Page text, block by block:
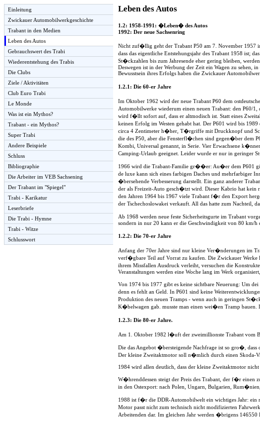
Einleitung
Zwickauer Automobilwerkgeschichte
Trabant in den Medien
Leben des Autos
Gebrauchswert des Trabi
Wiederentstehung des Trabis
Die Clubs
Ziele / Aktivitäten
Club Euro Trabi
Le Monde
Was ist ein Mythos?
Trabant - ein Mythos?
Super Trabi
Andere Beispiele
Schluss
Bibliographie
Die Arbeiter im VEB Sachsening
Der Trabant im "Spiegel"
Trabi - Karikatur
Leserbriefe
Die Trabi - Hymne
Trabi - Witze
Schlusswort
Leben des Autos
1.2: 1958-1991: �Leben� des Autos
1992: Der neue Sachsenring
Nicht zuf�llig geht der Trabant P50 am 7. November 1957
dass das eigentliche Entstehungsjahr des Trabant 1958 ist;
St�ckzahlen bis zum Jahresende eher gering bleiben,
Deswegen ist in der Werbung der Zeit ein Wagen zu
Bewusstsein ihres Erfolgs haben die Zwickauer
1.2.1: Die 60-er Jahre
Im Oktober 1962 wird der neue Trabant P60 dem
Automobilwerke wiederum einen neuen Trabant: den
wird f�llt sofort auf, dass er altmodisch ist. Statt eines
keinen Erfolg im Westen gehabt hat. Der P601 wird bis
circa 4 Zentimeter h�her, T�rgriffe mit Druckknopf und
die des P50, aber die Fensterfl�chen sind gegen�ber dem
Kombi, Universal genannt, in Serie. Vier Erwachsene
Camping-Urlaub geeignet. Leider wurde er nur in geringer
1966 wird die Trabant-Familie gr��er: Au�er dem P601
de luxe kann sich eines farbigen Daches und mehrfarbiger
�bersehende Verbesserung darstellt. Ein ganz anderer
der als Freizeit-Auto gesch�tzt wird. Dieser Kabrio hat kein
den Jahren 1964 bis 1967 viele Trabant f�r den Export
der Tschechoslowakei verkauft. All das hatte zum Nachteil,
Ab 1968 werden neue feste Sicherheitsgurte im Trabant
sondern in nur 20 kann er die Geschwindigkeit von 80 km/h
1.2.2: Die 70-er Jahre
Anfang der 70er Jahre sind nur kleine Ver�nderungen im
verf�gbare Teil auf Vorrat zu kaufen. Die Zwickauer Werke
ihrem Missfallen Ausdruck verleiht, versuchen die
Veranstaltungen werden eine Woche lang im Werk
Von 1974 bis 1977 gibt es keine sichtbare Neuerung: Um
denn es fehlt an Geld. In P601 sind keine
Produktion des neuen Tramps - wenn auch in geringen
K�belwagen gab. musste man einen wei�en Tramp bauen.
1.2.3: Die 80-er Jahre.
Am 1. Oktober 1982 l�uft der zweimillionste Trabant vom
Die das Angebot �bersteigende Nachfrage ist so gro�,
Der kleine Zweitaktmotor soll n�mlich durch einen Skoda-
1984 wird allen deutlich, dass der kleine Zweitaktmotor
W�hrenddessen steigt der Preis des Trabant, der f�r einen
in den Ostexport: nach Polen, Ungarn, Bulgarien,
1988 ist f�r die DDR-Automobilwelt ein wichtiges Jahr: ein
Motor passt nicht zum technisch nicht modifizierten
Arbeitenden dar. Im gleichen Jahr werden �brigens 146550